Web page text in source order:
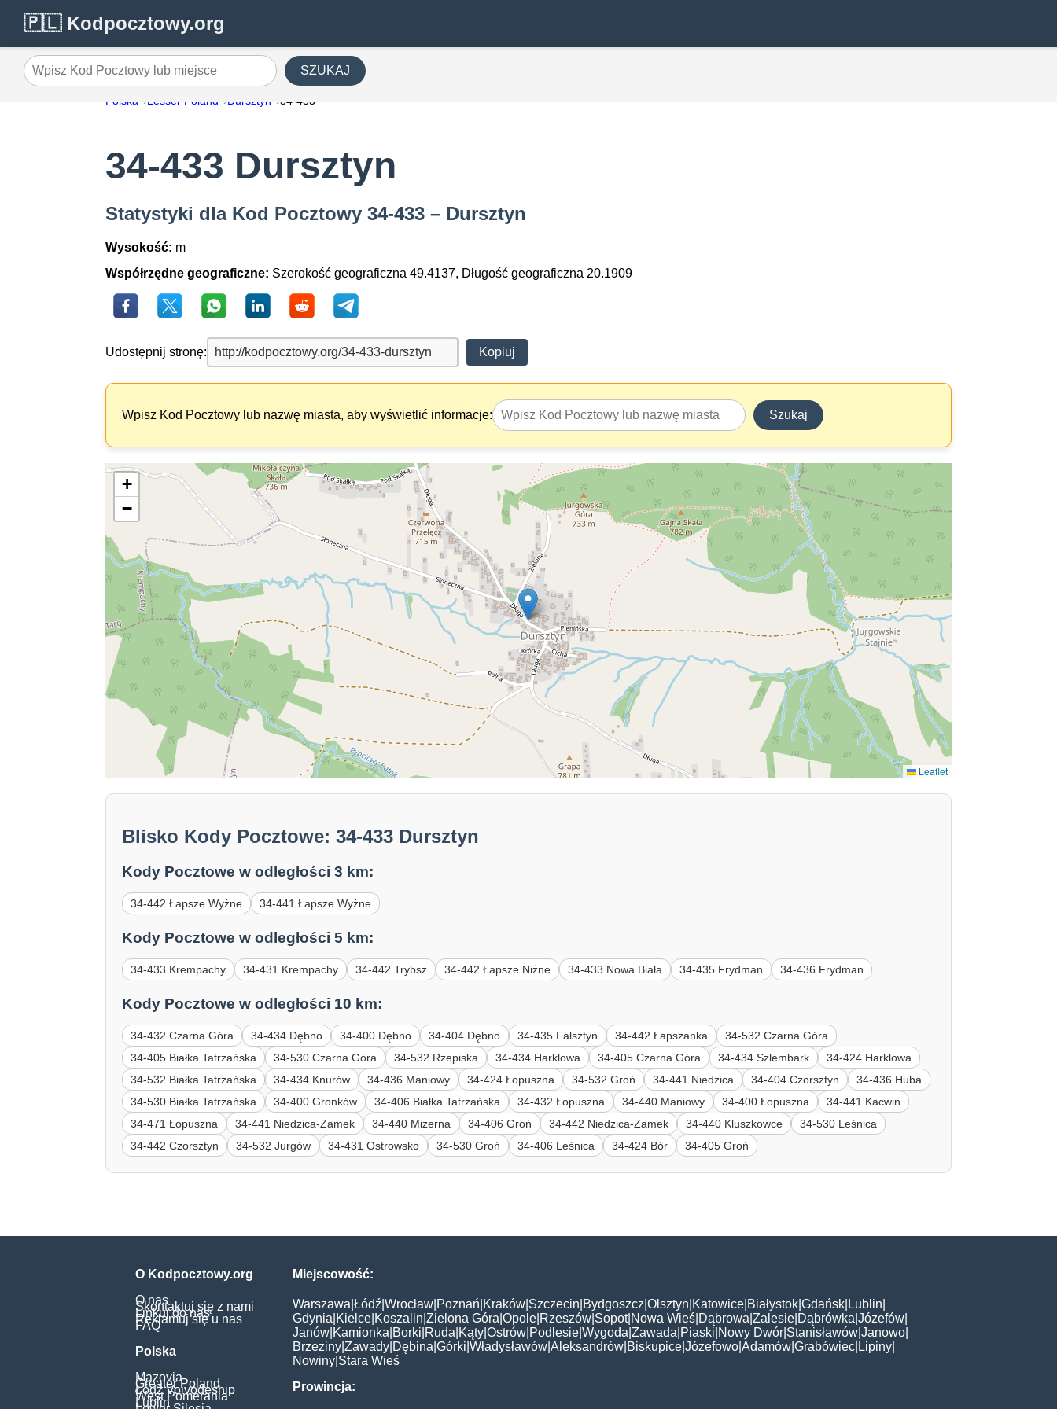
🇵🇱 Kodpocztowy.org
Wpisz Kod Pocztowy lub miejsce SZUKAJ
Polska Lesser Poland Dursztyn 34-433
34-433 Dursztyn
Statystyki dla Kod Pocztowy 34-433 – Dursztyn
Wysokość: m
Współrzędne geograficzne: Szerokość geograficzna 49.4137, Długość geograficzna 20.1909
Udostępnij stronę: Kopiuj
Wpisz Kod Pocztowy lub nazwę miasta, aby wyświetlić informacje: Szukaj
+
−
Leaflet
Blisko Kody Pocztowe: 34-433 Dursztyn
Kody Pocztowe w odległości 3 km:
34-442 Łapsze Wyżne 34-441 Łapsze Wyżne
Kody Pocztowe w odległości 5 km:
34-433 Krempachy 34-431 Krempachy 34-442 Trybsz 34-442 Łapsze Niżne 34-433 Nowa Biała 34-435 Frydman 34-436 Frydman
Kody Pocztowe w odległości 10 km:
34-432 Czarna Góra 34-434 Dębno 34-400 Dębno 34-404 Dębno 34-435 Falsztyn 34-442 Łapszanka
34-532 Czarna Góra
34-405 Białka Tatrzańska
34-530 Czarna Góra 34-532 Rzepiska 34-434 Harklowa 34-405 Czarna Góra 34-434 Szlembark
34-424 Harklowa
34-532 Białka Tatrzańska
34-434 Knurów 34-436 Maniowy 34-424 Łopuszna 34-532 Groń 34-441 Niedzica 34-404 Czorsztyn
34-436 Huba
34-530 Białka Tatrzańska
34-400 Gronków 34-406 Białka Tatrzańska 34-432 Łopuszna 34-440 Maniowy 34-400 Łopuszna
34-441 Kacwin
34-471 Łopuszna
34-441 Niedzica-Zamek 34-440 Mizerna 34-406 Groń 34-442 Niedzica-Zamek 34-440 Kluszkowce
34-530 Leśnica
34-442 Czorsztyn
34-532 Jurgów 34-431 Ostrowsko 34-530 Groń 34-406 Leśnica 34-424 Bór 34-405 Groń
O Kodpocztowy.org
O nas
Skontaktuj się z nami
Linkuj do nas
Reklamuj się u nas
FAQ
Polska
Mazovia
Greater Poland
Łódź Voivodeship
West Pomerania
Lublin
Miejscowość:
Warszawa Łódź Wrocław Poznań Kraków Szczecin Bydgoszcz Olsztyn Katowice Białystok Gdańsk Lublin
Gdynia Kielce Koszalin Zielona Góra Opole Rzeszów Sopot| Nowa Wieś Dąbrowa Zalesie Dąbrówka Józefów
Janów Kamionka Borki Ruda Kąty Ostrów Podlesie Wygoda Zawada Piaski Nowy Dwór Stanisławów Janowo
Brzeziny Zawady Dębina Górki Władysławów Aleksandrów Biskupice Józefowo Adamów Grabówiec Lipiny
Nowiny Stara Wieś
Prowincja: